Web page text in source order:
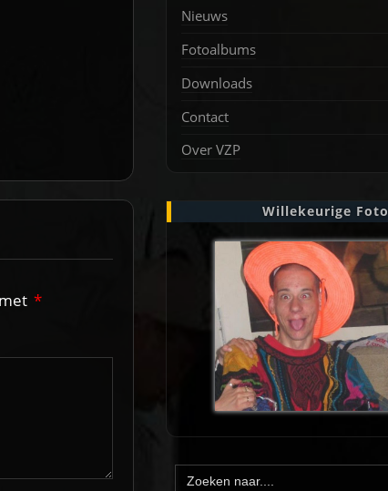
*
Nieuws
Fotoalbums
Downloads
Contact
Over VZP
Willekeurige Foto
Zoek
naar: